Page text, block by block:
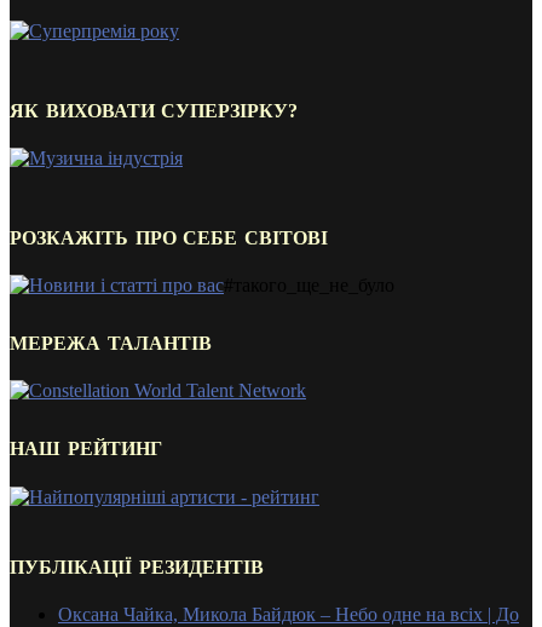
ЯК ВИХОВАТИ СУПЕРЗІРКУ?
РОЗКАЖІТЬ ПРО СЕБЕ СВІТОВІ
МЕРЕЖА ТАЛАНТІВ
НАШ РЕЙТИНГ
ПУБЛІКАЦІЇ РЕЗИДЕНТІВ
Оксана Чайка, Микола Байдюк – Небо одне на всіх | До